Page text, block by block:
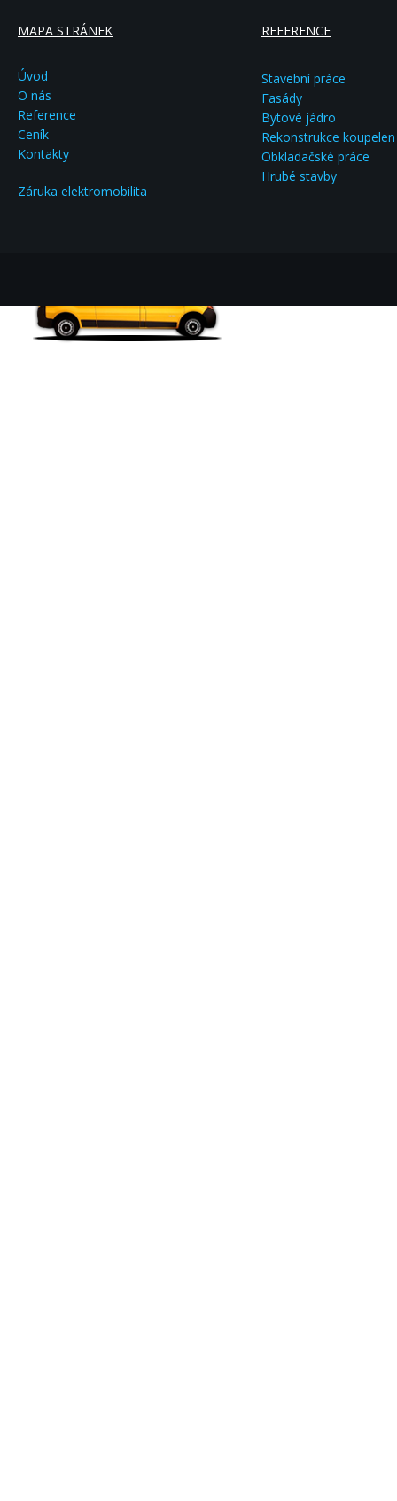
MAPA STRÁNEK
Úvod
O nás
Reference
Ceník
Kontakty
Záruka elektromobilita
REFERENCE
Stavební práce
Fasády
Bytové jádro
Rekonstrukce koupelen
Obkladačské práce
Hrubé stavby